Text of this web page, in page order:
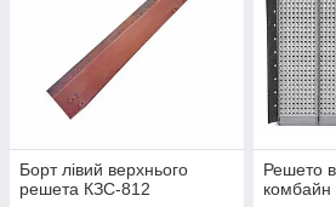
Борт лівий верхнього
решета КЗС-812
Решето
комбайн